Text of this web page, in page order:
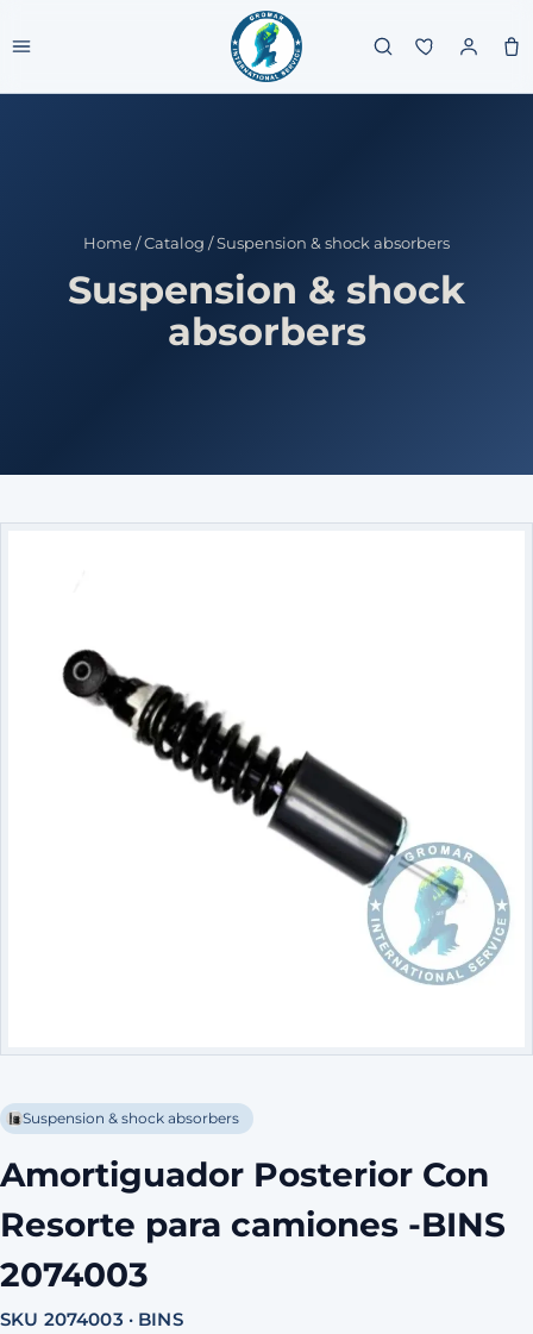
Home/Catalog /Suspension & shock absorbers
Suspension & shock
absorbers
Suspension & shock absorbers
Amortiguador Posterior Con
Resorte para camiones -BINS
2074003
SKU 2074003 · BINS